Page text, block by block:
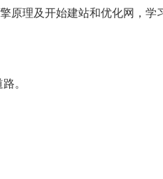
原理及开始建站和优化网，学
。